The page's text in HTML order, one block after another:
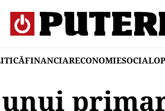
FINANCIARECONOMIESOCIAL